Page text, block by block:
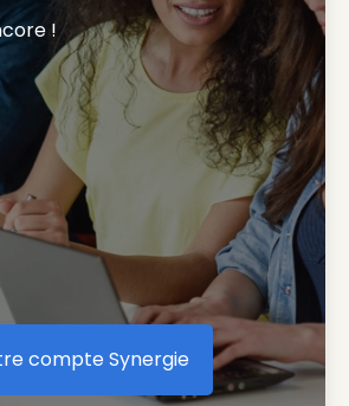
!
Créer votre compte Synergie
compte Synergie